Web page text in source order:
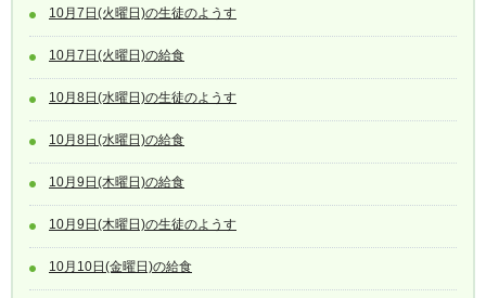
10月7日(火曜日)の生徒のようす
10月7日(火曜日)の給食
10月8日(水曜日)の生徒のようす
10月8日(水曜日)の給食
10月9日(木曜日)の給食
10月9日(木曜日)の生徒のようす
10月10日(金曜日)の給食